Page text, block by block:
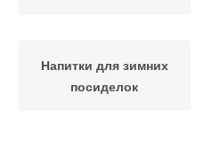
Напитки для зимних
посиделок